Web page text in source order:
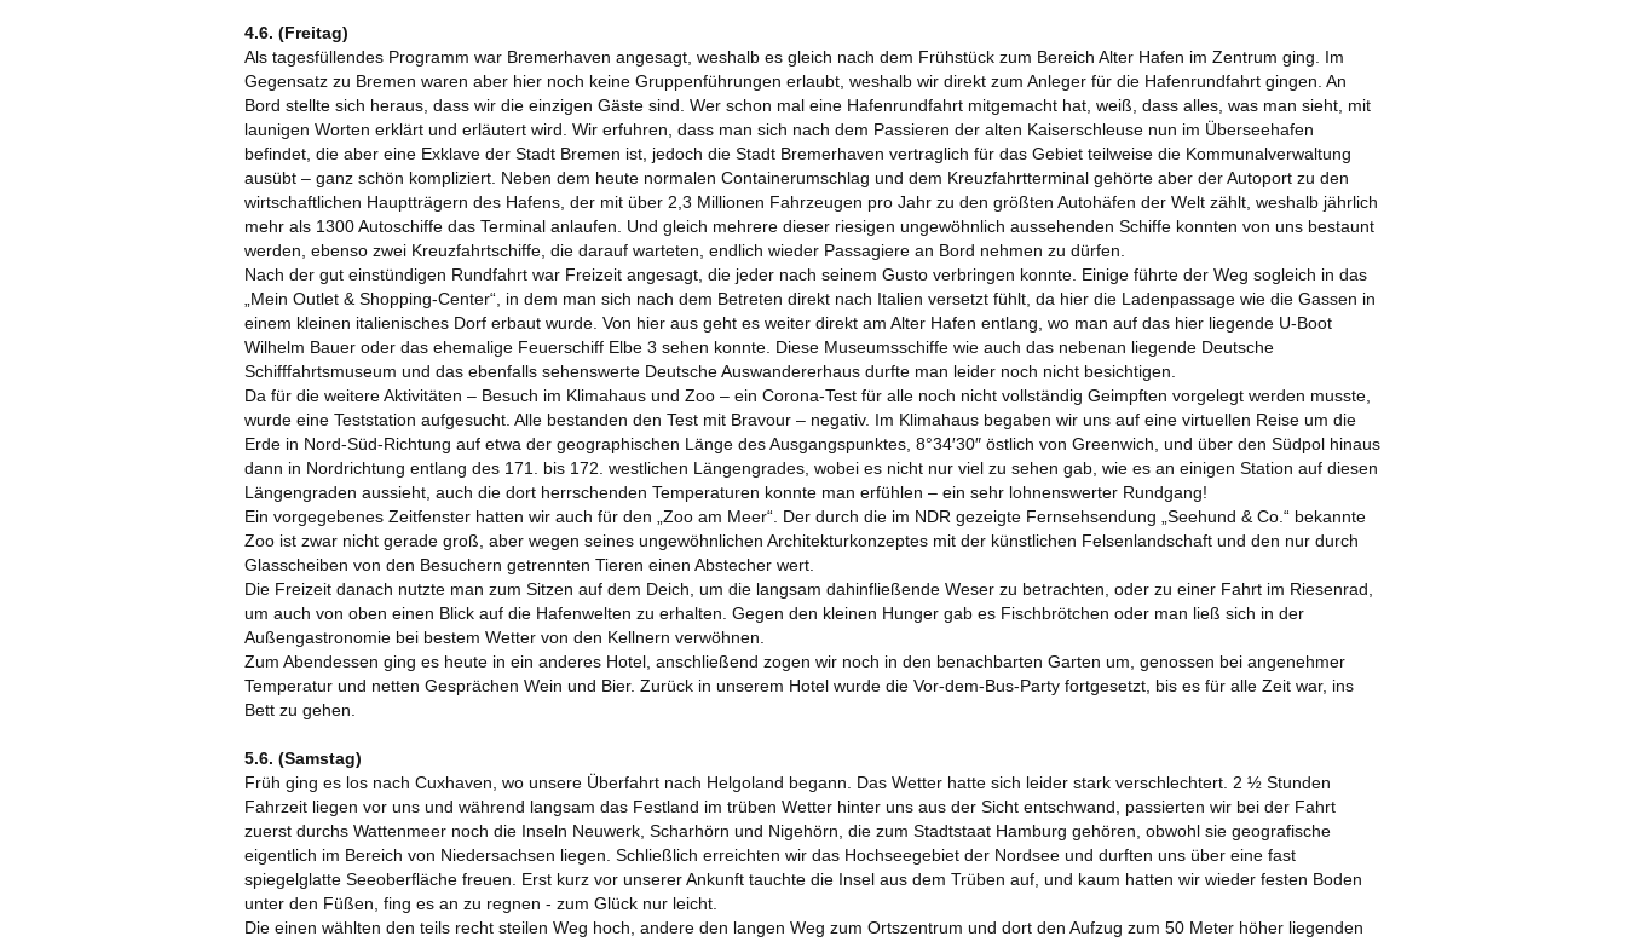
ARCHIV 2018
ARCHIV 2017
ARCHIV 2014
ARCHIV 2013
ARCHIV 2012
ARCHIV 2011 UND ÄLTER
AUSGABE 03 – JANUAR 2019
AUSGABE 02 – JULI 2018
AUSGABE 01 – FEBRUAR 2018
4.6. (Freitag)
Als tagesfüllendes Programm war Bremerhaven angesagt, weshalb es gleich nach dem Frühstück zum Bereich Alter Hafen im Zentrum ging. Im
Gegensatz zu Bremen waren aber hier noch keine Gruppenführungen erlaubt, weshalb wir direkt zum Anleger für die Hafenrundfahrt gingen. An
Bord stellte sich heraus, dass wir die einzigen Gäste sind. Wer schon mal eine Hafenrundfahrt mitgemacht hat, weiß, dass alles, was man sieht, mit
launigen Worten erklärt und erläutert wird. Wir erfuhren, dass man sich nach dem Passieren der alten Kaiserschleuse nun im Überseehafen
befindet, die aber eine Exklave der Stadt Bremen ist, jedoch die Stadt Bremerhaven vertraglich für das Gebiet teilweise die Kommunalverwaltung
ausübt – ganz schön kompliziert. Neben dem heute normalen Containerumschlag und dem Kreuzfahrtterminal gehörte aber der Autoport zu den
wirtschaftlichen Hauptträgern des Hafens, der mit über 2,3 Millionen Fahrzeugen pro Jahr zu den größten Autohäfen der Welt zählt, weshalb jährlich
mehr als 1300 Autoschiffe das Terminal anlaufen. Und gleich mehrere dieser riesigen ungewöhnlich aussehenden Schiffe konnten von uns bestaunt
werden, ebenso zwei Kreuzfahrtschiffe, die darauf warteten, endlich wieder Passagiere an Bord nehmen zu dürfen.
Nach der gut einstündigen Rundfahrt war Freizeit angesagt, die jeder nach seinem Gusto verbringen konnte. Einige führte der Weg sogleich in das
„Mein Outlet & Shopping-Center“, in dem man sich nach dem Betreten direkt nach Italien versetzt fühlt, da hier die Ladenpassage wie die Gassen in
einem kleinen italienisches Dorf erbaut wurde. Von hier aus geht es weiter direkt am Alter Hafen entlang, wo man auf das hier liegende U-Boot
Wilhelm Bauer oder das ehemalige Feuerschiff Elbe 3 sehen konnte. Diese Museumsschiffe wie auch das nebenan liegende Deutsche
Schifffahrtsmuseum und das ebenfalls sehenswerte Deutsche Auswandererhaus durfte man leider noch nicht besichtigen.
Da für die weitere Aktivitäten – Besuch im Klimahaus und Zoo – ein Corona-Test für alle noch nicht vollständig Geimpften vorgelegt werden musste,
wurde eine Teststation aufgesucht. Alle bestanden den Test mit Bravour – negativ. Im Klimahaus begaben wir uns auf eine virtuellen Reise um die
Erde in Nord-Süd-Richtung auf etwa der geographischen Länge des Ausgangspunktes, 8°34′30″ östlich von Greenwich, und über den Südpol hinaus
dann in Nordrichtung entlang des 171. bis 172. westlichen Längengrades, wobei es nicht nur viel zu sehen gab, wie es an einigen Station auf diesen
Längengraden aussieht, auch die dort herrschenden Temperaturen konnte man erfühlen – ein sehr lohnenswerter Rundgang!
Ein vorgegebenes Zeitfenster hatten wir auch für den „Zoo am Meer“. Der durch die im NDR gezeigte Fernsehsendung „Seehund & Co.“ bekannte
Zoo ist zwar nicht gerade groß, aber wegen seines ungewöhnlichen Architekturkonzeptes mit der künstlichen Felsenlandschaft und den nur durch
Glasscheiben von den Besuchern getrennten Tieren einen Abstecher wert.
Die Freizeit danach nutzte man zum Sitzen auf dem Deich, um die langsam dahinfließende Weser zu betrachten, oder zu einer Fahrt im Riesenrad,
um auch von oben einen Blick auf die Hafenwelten zu erhalten. Gegen den kleinen Hunger gab es Fischbrötchen oder man ließ sich in der
Außengastronomie bei bestem Wetter von den Kellnern verwöhnen.
Zum Abendessen ging es heute in ein anderes Hotel, anschließend zogen wir noch in den benachbarten Garten um, genossen bei angenehmer
Temperatur und netten Gesprächen Wein und Bier. Zurück in unserem Hotel wurde die Vor-dem-Bus-Party fortgesetzt, bis es für alle Zeit war, ins
Bett zu gehen.
5.6. (Samstag)
Früh ging es los nach Cuxhaven, wo unsere Überfahrt nach Helgoland begann. Das Wetter hatte sich leider stark verschlechtert. 2 ½ Stunden
Fahrzeit liegen vor uns und während langsam das Festland im trüben Wetter hinter uns aus der Sicht entschwand, passierten wir bei der Fahrt
zuerst durchs Wattenmeer noch die Inseln Neuwerk, Scharhörn und Nigehörn, die zum Stadtstaat Hamburg gehören, obwohl sie geografische
eigentlich im Bereich von Niedersachsen liegen. Schließlich erreichten wir das Hochseegebiet der Nordsee und durften uns über eine fast
spiegelglatte Seeoberfläche freuen. Erst kurz vor unserer Ankunft tauchte die Insel aus dem Trüben auf, und kaum hatten wir wieder festen Boden
unter den Füßen, fing es an zu regnen - zum Glück nur leicht.
Die einen wählten den teils recht steilen Weg hoch, andere den langen Weg zum Ortszentrum und dort den Aufzug zum 50 Meter höher liegenden